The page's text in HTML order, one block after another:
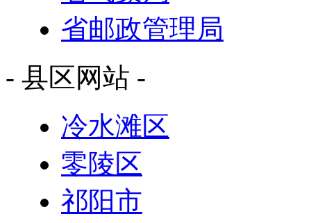
省邮政管理局
- 县区网站 -
冷水滩区
零陵区
祁阳市